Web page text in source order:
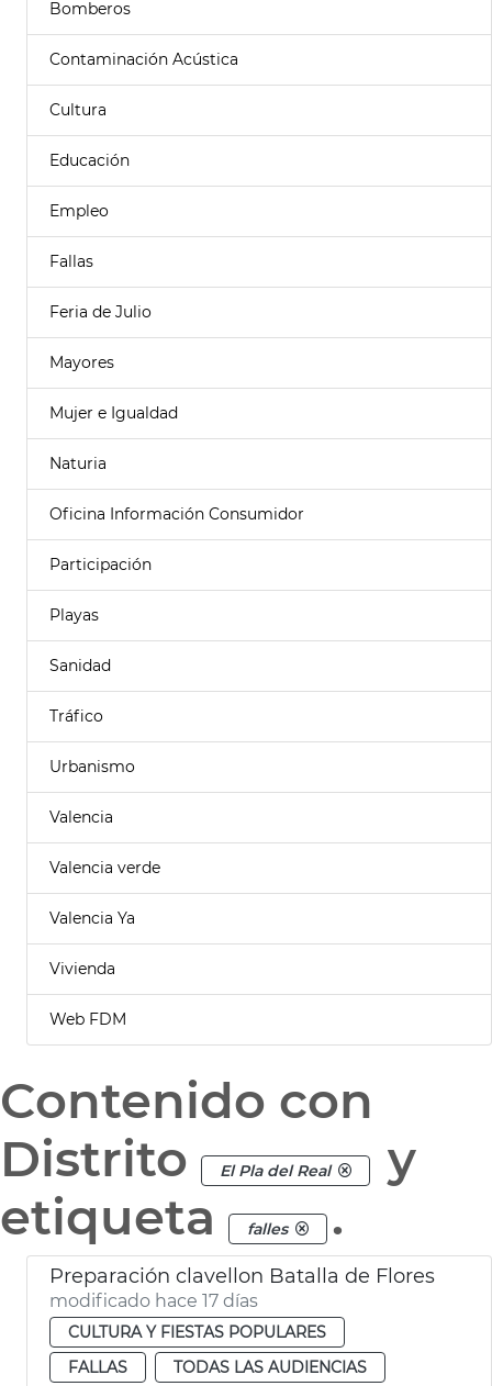
Bomberos
Contaminación Acústica
Cultura
Educación
Empleo
Fallas
Feria de Julio
Mayores
Mujer e Igualdad
Naturia
Oficina Información Consumidor
Participación
Playas
Sanidad
Tráfico
Urbanismo
Valencia
Valencia verde
Valencia Ya
Vivienda
Web FDM
Contenido con
Distrito
El Pla del Real
y
etiqueta
falles .
Preparación clavellon Batalla de Flores
modificado hace 17 días
CULTURA Y FIESTAS POPULARES
FALLAS
TODAS LAS AUDIENCIAS